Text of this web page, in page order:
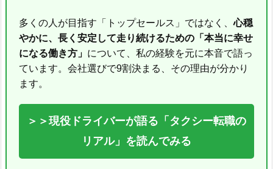
多くの人が目指す「トップセールス」ではなく、心穏
やかに、長く安定して走り続けるための「本当に幸せ
になる働き方」 について、私の経験を元に本音で語っ
ています。会社選びで9割決まる、その理由が分かり
ます。
＞＞現役ドライバーが語る「タクシー転職の
リアル」を読んでみる